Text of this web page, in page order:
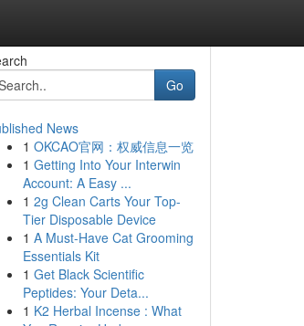
Go
News
1 OKCAO官网：权威信息一览
1 Getting Into Your Interwin
Account: A Easy ...
1 2g Clean Carts Your Top-
Tier Disposable Device
1 A Must-Have Cat Grooming
Essentials Kit
1 Get Black Scientific
Peptides: Your Deta...
1 K2 Herbal Incense : What